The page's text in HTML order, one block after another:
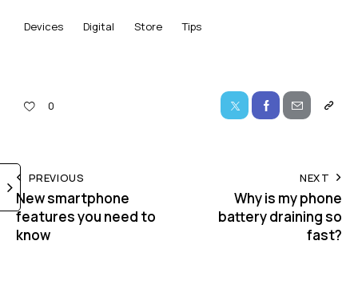
Devices Digital Store Tips
0
PREVIOUS
New smartphone
features you need to
know
NEXT
Why is my phone
battery draining so
fast?